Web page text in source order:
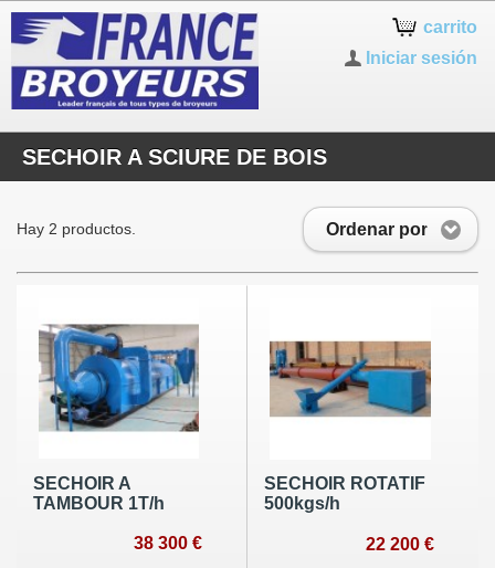
carrito
Iniciar sesión
SECHOIR A SCIURE DE BOIS
Ordenar por
Hay 2 productos.
SECHOIR A
TAMBOUR 1T/h
38 300 €
SECHOIR ROTATIF
500kgs/h
22 200 €